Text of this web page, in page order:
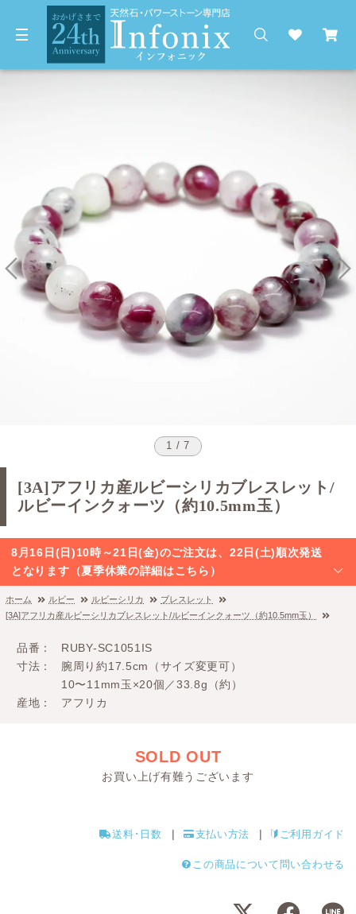
1 / 7
[3A]アフリカ産ルビーシリカブレスレット/
ルビーインクォーツ（約10.5mm玉）
8月16日(日)10時～21日(金)のご注文は、22日(土)順次発送
となります（夏季休業の詳細はこちら）
ホーム ルビー ルビーシリカ
ブレスレット
[3A]アフリカ産ルビーシリカブレスレット/ルビーインクォーツ（約10.5mm玉）
品番
RUBY-SC1051IS
寸法
腕周り約17.5cm（サイズ変更可）
10〜11mm玉×20個／33.8g（約）
産地
アフリカ
SOLD OUT
お買い上げ有難うございます
送料･日数 支払い方法 ご利用ガイド
この商品について問い合わせる